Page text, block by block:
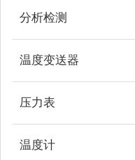
分析检测
温度变送器
压力表
温度计